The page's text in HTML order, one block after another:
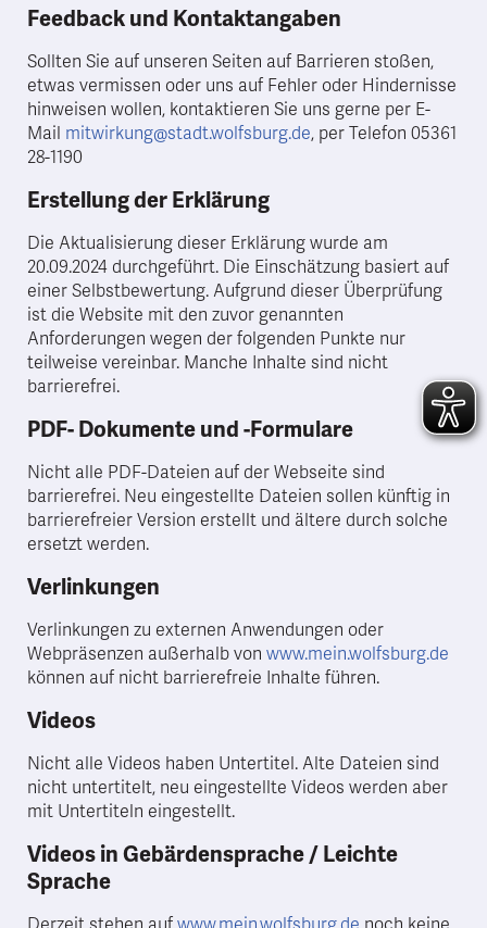
Feedback und Kontaktangaben
Sollten Sie auf unseren Seiten auf Barrieren stoßen,
etwas vermissen oder uns auf Fehler oder Hindernisse
hinweisen wollen, kontaktieren Sie uns gerne per E-
Mail mitwirkung@stadt.wolfsburg.de, per Telefon 05361
28-1190
Erstellung der Erklärung
Die Aktualisierung dieser Erklärung wurde am
20.09.2024 durchgeführt. Die Einschätzung basiert auf
einer Selbstbewertung. Aufgrund dieser Überprüfung
ist die Website mit den zuvor genannten
Anforderungen wegen der folgenden Punkte nur
teilweise vereinbar. Manche Inhalte sind nicht
barrierefrei.
PDF- Dokumente und -Formulare
Nicht alle PDF-Dateien auf der Webseite sind
barrierefrei. Neu eingestellte Dateien sollen künftig in
barrierefreier Version erstellt und ältere durch solche
ersetzt werden.
Verlinkungen
Verlinkungen zu externen Anwendungen oder
Webpräsenzen außerhalb von www.mein.wolfsburg.de
können auf nicht barrierefreie Inhalte führen.
Videos
Nicht alle Videos haben Untertitel. Alte Dateien sind
nicht untertitelt, neu eingestellte Videos werden aber
mit Untertiteln eingestellt.
Videos in Gebärdensprache / Leichte
Sprache